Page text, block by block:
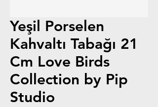
Yeşil Porselen
Kahvaltı Tabağı 21
Cm Love Birds
Collection by Pip
Studio